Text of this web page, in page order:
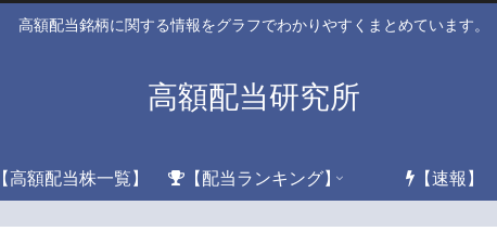
高額配当銘柄に関する情報をグラフでわかりやすくまとめています。
高額配当研究所
【高額配当株一覧】 【配当ランキング】 【速報】